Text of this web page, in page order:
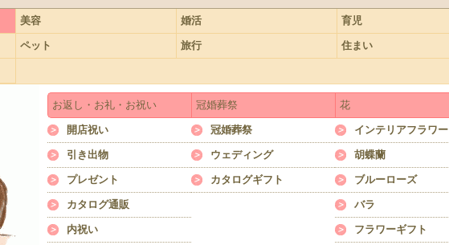
美容 婚活 育児
ペット 旅行 住まい
お返し・お礼・お祝い
開店祝い
引き出物
プレゼント
カタログ通販
内祝い
冠婚葬祭
冠婚葬祭
ウェディング
カタログギフト
花
インテリアフラワー
胡蝶蘭
ブルーローズ
バラ
フラワーギフト